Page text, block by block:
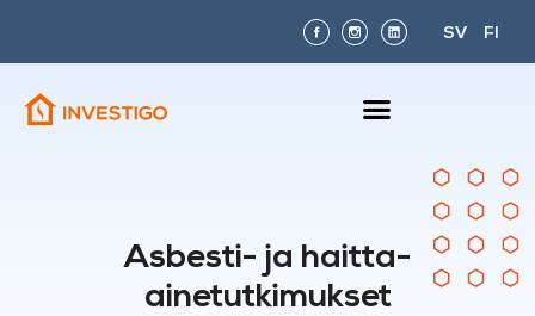
SV FI
Asbesti- ja haitta-
ainetutkimukset